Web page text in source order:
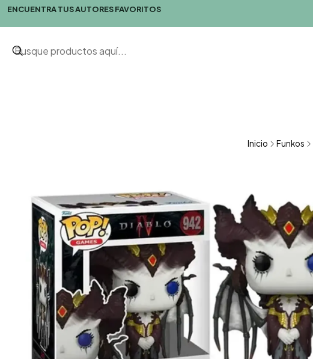
ENCUENTRA TUS AUTORES FAVORITOS
Inicio Funkos